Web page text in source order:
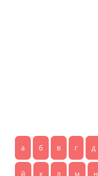
а б в г д
й к л м н